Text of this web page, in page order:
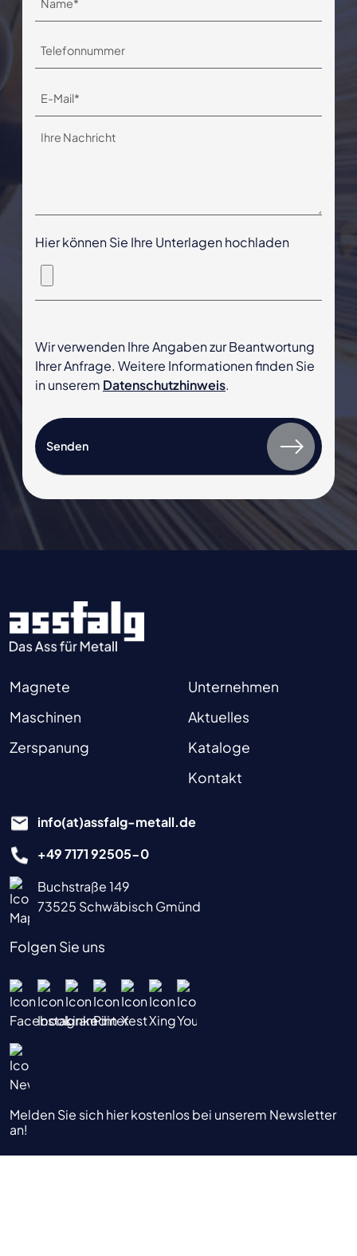
Hier können Sie Ihre Unterlagen hochladen
Wir verwenden Ihre Angaben zur Beantwortung
Ihrer Anfrage. Weitere Informationen finden Sie
in unserem Datenschutzhinweis.
Magnete
Maschinen
Zerspanung
Unternehmen
Aktuelles
Kataloge
Kontakt
info(at)assfalg-metall.de
+49 7171 92505-0
Buchstraße 149
73525 Schwäbisch Gmünd
Folgen Sie uns
Melden Sie sich hier kostenlos bei unserem Newsletter
an!